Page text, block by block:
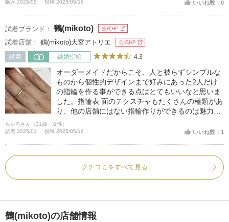
購入 2025/05 投稿 2025/05/16 いいね数：0
試着ブランド： 鶴(mikoto) 公式HP
試着店舗： 鶴(mikoto)大宮アトリエ 公式HP
試着 結婚指輪 4.3
オーダーメイドだからこそ、人と被らずシンプルな
ものから個性的デザインまで好みにあった2人だけ
の指輪を作る事ができる点はとてもいいなと思いま
した。指輪表 面のテクスチャもたくさんの種類があ
り、他の店舗にはない指輪作りができるのは魅力的
です。
ちゃろさん（31歳・女性）
試着 2025/01
投稿 2025/05/16 いいね数：1
クチコミをすべて見る
鶴(mikoto)の店舗情報